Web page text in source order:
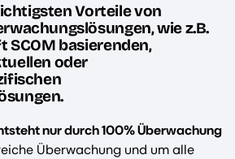
Vorteile von
wie z.B.
SCOM basierenden,
oder
nur durch 100% Überwachung
Überwachung und um alle